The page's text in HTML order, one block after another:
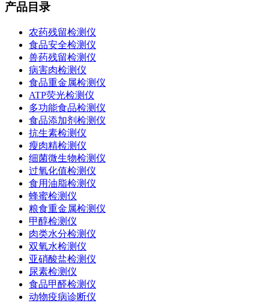
产品目录
农药残留检测仪
食品安全检测仪
兽药残留检测仪
病害肉检测仪
食品重金属检测仪
ATP荧光检测仪
多功能食品检测仪
食品添加剂检测仪
抗生素检测仪
瘦肉精检测仪
细菌微生物检测仪
过氧化值检测仪
食用油脂检测仪
蜂蜜检测仪
粮食重金属检测仪
甲醇检测仪
肉类水分检测仪
双氧水检测仪
亚硝酸盐检测仪
尿素检测仪
食品甲醛检测仪
动物疫病诊断仪